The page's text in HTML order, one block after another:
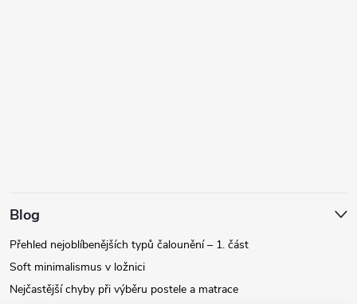
Blog
Přehled nejoblíbenějších typů čalounění – 1. část
Soft minimalismus v ložnici
Nejčastější chyby při výběru postele a matrace